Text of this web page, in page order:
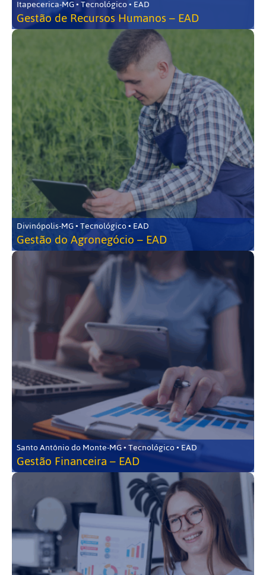
Itapecerica-MG • Tecnológico • EAD
Gestão de Recursos Humanos – EAD
Divinópolis-MG • Tecnológico • EAD
Gestão do Agronegócio – EAD
Santo Antônio do Monte-MG • Tecnológico • EAD
Gestão Financeira – EAD